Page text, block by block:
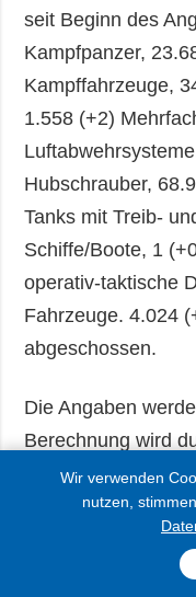
seit Beginn des
Kampfpanzer,
Kampffahrzeuge,
1.558 (+2)
Hubschrauber,
Tanks mit Treib-
Schiffe/Boote, 1
operativ-taktische
Fahrzeuge. 4.024
abgeschossen.
Die Angaben
Berechnung wird
Kampfhandlungen
Foto: unsplash.com
Wir verwenden
nutzen,